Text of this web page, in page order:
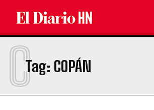
Tag: COPÁN
C